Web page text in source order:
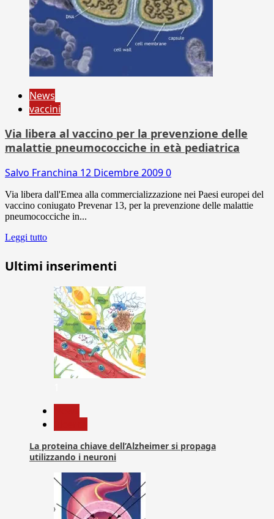
News
vaccini
Via libera al vaccino per la prevenzione delle
malattie pneumococciche in età pediatrica
Salvo Franchina 12 Dicembre 20090
Via libera dall'Emea alla commercializzazione nei Paesi europei del
vaccino coniugato Prevenar 13, per la prevenzione delle malattie
pneumococciche in...
Leggi tutto
Ultimi inserimenti
La proteina chiave dell’Alzheimer si propaga
utilizzando i neuroni